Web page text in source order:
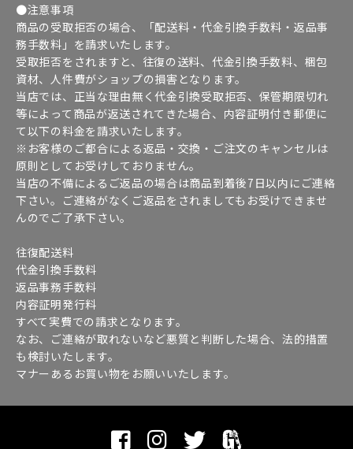
●注意事項
商品の受取拒否の場合、「配送料・代金引換手数料・返品事
務手数料」を請求いたします。
受取拒否をされますと、往復の送料、代金引換手数料、梱包
資材、人件費がショップの損害となります。
当店では、正当な理由無く代金引換受取拒否、保管期限切れ
等によって商品が返送されてきた場合、内容証明付き郵便に
て以下の料金を請求いたします。
※お客様のご都合による返品・交換・ご注文のキャンセルは
原則としてお受けしておりません。
当店の不備によるご返品の場合は商品到着後7日以内にご連絡
下さい。ご連絡がなくご返品をされましてもお受けできませ
んのでご了承下さい。
往復配送料
代金引換手数料
返品事務手数料
内容証明発行料
すべて実費での請求となります。
なお、ご連絡が取れないなど悪質と判断した場合、法的措置
も検討いたします。
マナーあるお買い物をお願いいたします。